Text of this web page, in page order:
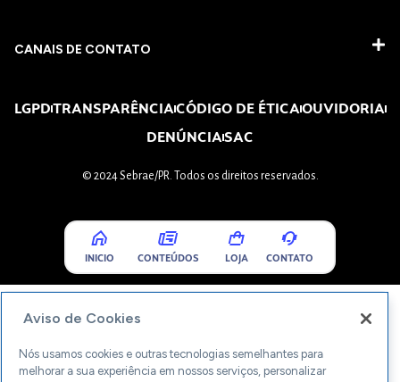
CANAIS DE CONTATO
LGPDTRANSPARÊNCIACÓDIGO DE ÉTICAOUVIDORIA
DENÚNCIASAC
© 2024 Sebrae/PR. Todos os direitos reservados.
INICIO CONTEÚDOS LOJA CONTATO
Aviso de Cookies
Nós usamos cookies e outras tecnologias semelhantes para
melhorar a sua experiência em nossos serviços, personalizar